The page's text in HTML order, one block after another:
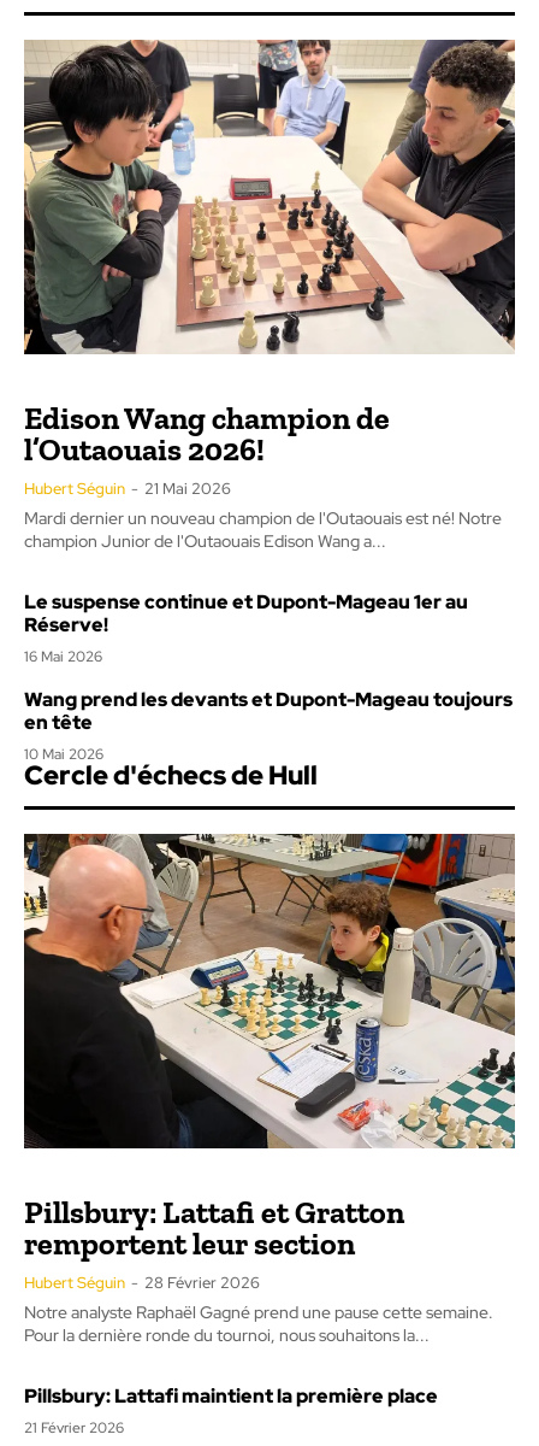
Edison Wang champion de
l’Outaouais 2026!
Hubert Séguin - 21 Mai 2026
Mardi dernier un nouveau champion de l'Outaouais est né! Notre
champion Junior de l'Outaouais Edison Wang a...
Le suspense continue et Dupont-Mageau 1er au
Réserve!
16 Mai 2026
Wang prend les devants et Dupont-Mageau toujours
en tête
10 Mai 2026
Cercle d'échecs de Hull
Pillsbury: Lattafi et Gratton
remportent leur section
Hubert Séguin - 28 Février 2026
Notre analyste Raphaël Gagné prend une pause cette semaine.
Pour la dernière ronde du tournoi, nous souhaitons la...
Pillsbury: Lattafi maintient la première place
21 Février 2026